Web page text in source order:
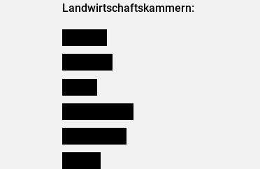
Landwirtschaftskammern: